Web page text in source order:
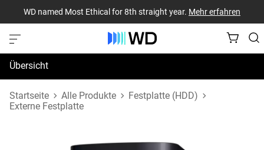
WD named Most Ethical for 8th straight year. Mehr erfahren
Übersicht
Technische Daten
Startseite Alle Produkte
Festplatte (HDD)
Externe Festplatte